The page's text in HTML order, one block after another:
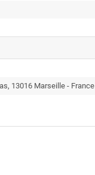
13016 Marseille - France